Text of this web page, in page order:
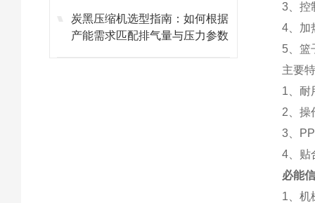
炭黑压缩机选型指南：如何根据
产能需求匹配排气量与压力参数
3、控
4、加
5、篮
主要
1、耐
2、操
3、
4、贴
必能
1、机